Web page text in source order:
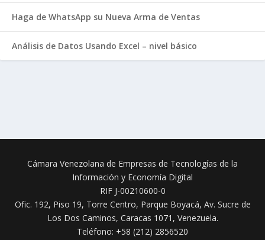
Haga de WhatsApp su Nueva Arma de Ventas
Análisis de Datos Usando Excel – nivel básico
Cámara Venezolana de Empresas de Tecnologías de la
Información y Economía Digital
RIF J-00210600-0
Ofic. 192, Piso 19, Torre Centro, Parque Boyacá, Av. Sucre de
Los Dos Caminos, Caracas 1071, Venezuela.
Teléfono: +58 (212) 2856520